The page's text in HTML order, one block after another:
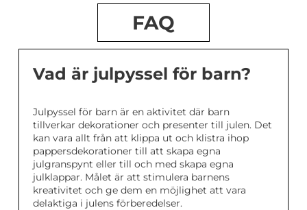
FAQ
Vad är julpyssel för barn?
Julpyssel för barn är en aktivitet där barn
tillverkar dekorationer och presenter till julen. Det
kan vara allt från att klippa ut och klistra ihop
pappersdekorationer till att skapa egna
julgranspynt eller till och med skapa egna
julklappar. Målet är att stimulera barnens
kreativitet och ge dem en möjlighet att vara
delaktiga i julens förberedelser.